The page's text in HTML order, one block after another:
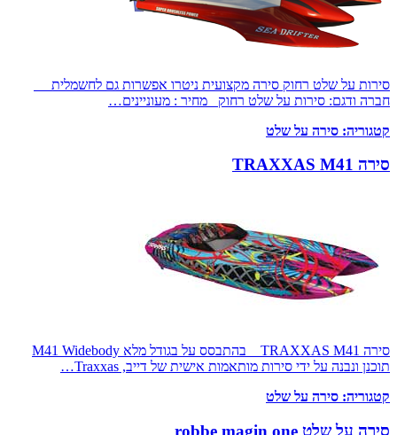
סירות על שלט רחוק סירה מקצועית ניטרו אפשרות גם לחשמלית
חברה ודגם: סירות על שלט רחוק מחיר : מעוניינים…
קטגוריה: סירה על שלט
סירה TRAXXAS M41
סירה TRAXXAS M41 בהתבסס על בגודל מלא M41 Widebody
תוכנן ונבנה על ידי סירות מותאמות אישית של דייב, Traxxas…
קטגוריה: סירה על שלט
סירה על שלט robbe magin one